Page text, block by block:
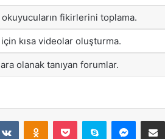
okuyucuların fikirlerini toplama.
kısa videolar oluşturma.
olanak tanıyan forumlar.
VKontakteOdnoklassniki
Pocket Skype